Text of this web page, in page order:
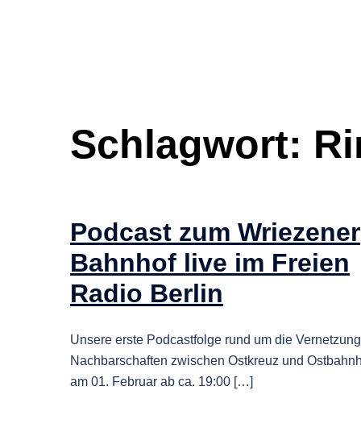
Schlagwort:
Podcast zum Wriezener
Bahnhof live im Freien
Radio Berlin
Unsere erste Podcastfolge rund um die
Nachbarschaften zwischen Ostkreuz und
am 01. Februar ab ca. 19:00 […]